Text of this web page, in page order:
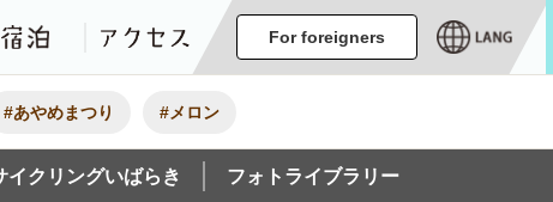
ジ
イベント グルメ・みやげ宿泊 アクセス
For foreigners
#あやめまつり #メロン
イクリングいばらき フォトライブラリー